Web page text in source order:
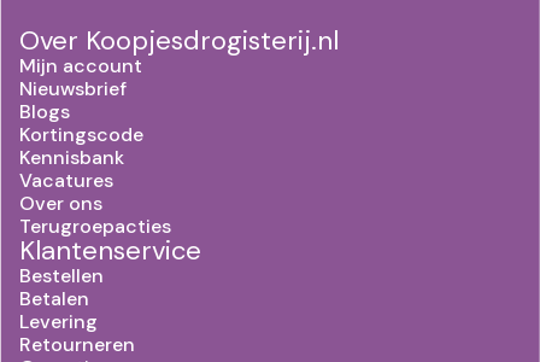
Over Koopjesdrogisterij.nl
Mijn account
Nieuwsbrief
Blogs
Kortingscode
Kennisbank
Vacatures
Over ons
Terugroepacties
Klantenservice
Bestellen
Betalen
Levering
Retourneren